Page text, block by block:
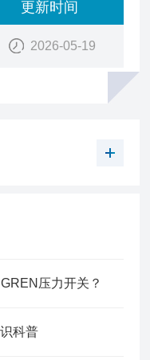
更新时间
2026-05-19
压力开关？
科普